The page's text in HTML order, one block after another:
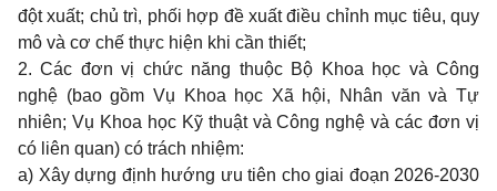
đột xuất; chủ trì, phối hợp đề xuất điều chỉnh mục tiêu, quy
mô và cơ chế thực hiện khi cần thiết;
2. Các đơn vị chức năng thuộc Bộ Khoa học và Công
nghệ (bao gồm Vụ Khoa học Xã hội, Nhân văn và Tự
nhiên; Vụ Khoa học Kỹ thuật và Công nghệ và các đơn vị
có liên quan) có trách nhiệm:
a) Xây dựng định hướng ưu tiên cho giai đoạn 2026-2030